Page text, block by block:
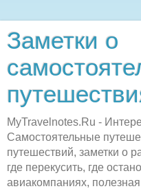
Заметки о
MyTravelnotes.Ru -
Самостоятельные
путешествий, заметки о
где перекусить, где
авиакомпаниях,